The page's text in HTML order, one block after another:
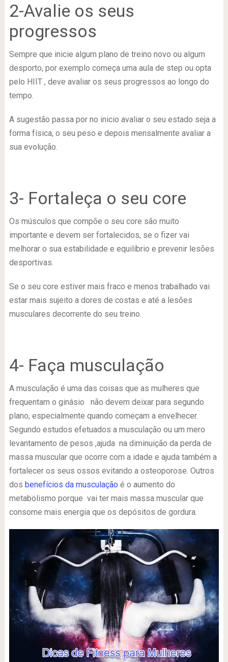
2-Avalie os seus
progressos
Sempre que inicie algum plano de treino novo ou algum
desporto, por exemplo começa uma aula de step ou opta
pelo HIIT , deve avaliar os seus progressos ao longo do
tempo.
A sugestão passa por no inicio avaliar o seu estado seja a
forma física, o seu peso e depois mensalmente avaliar a
sua evolução.
3- Fortaleça o seu core
Os músculos que compõe o seu core são muito
importante e devem ser fortalecidos, se o fizer vai
melhorar o sua estabilidade e equilíbrio e prevenir lesões
desportivas.
Se o seu core estiver mais fraco e menos trabalhado vai
estar mais sujeito a dores de costas e até a lesões
musculares decorrente do seu treino.
4- Faça musculação
A musculação é uma das coisas que as mulheres que
frequentam o ginásio não devem deixar para segundo
plano, especialmente quando começam a envelhecer.
Segundo estudos efetuados a musculação ou um mero
levantamento de pesos ,ajuda na diminuição da perda de
massa muscular que ocorre com a idade e ajuda também a
fortalecer os seus ossos evitando a osteoporose. Outros
dos benefícios da musculação é o aumento do
metabolismo porque vai ter mais massa muscular que
consome mais energia que os depósitos de gordura.